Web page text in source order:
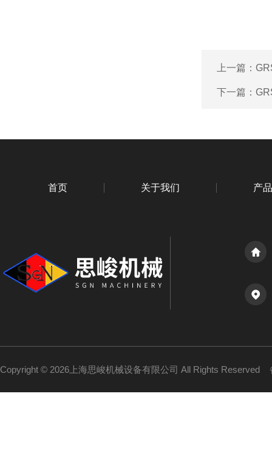
上一篇：
下一篇：
首页 关于我们 产
Copyright © 2026上海思峻机械设备有限公司 All Rights Reserved